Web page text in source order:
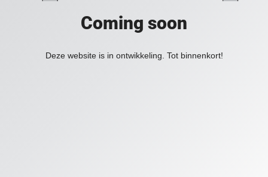
Coming soon
Deze website is in ontwikkeling. Tot binnenkort!